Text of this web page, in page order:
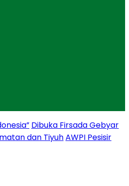
Dibuka Firsada Gebyar
dan TiyuhAWPI Pesisir